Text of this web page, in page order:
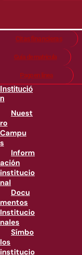
Citas financieras
Guía de matricula
Pago en línea
Institució
n
Nuest
ro
Campu
s
Inform
ación
institucio
nal
Docu
mentos
Institucio
nales
Símbo
los
institucio